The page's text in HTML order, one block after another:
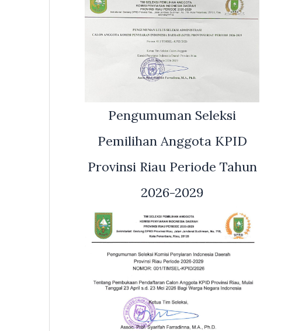
Pengumuman Seleksi
Pemilihan Anggota KPID
Provinsi Riau Periode Tahun
2026-2029